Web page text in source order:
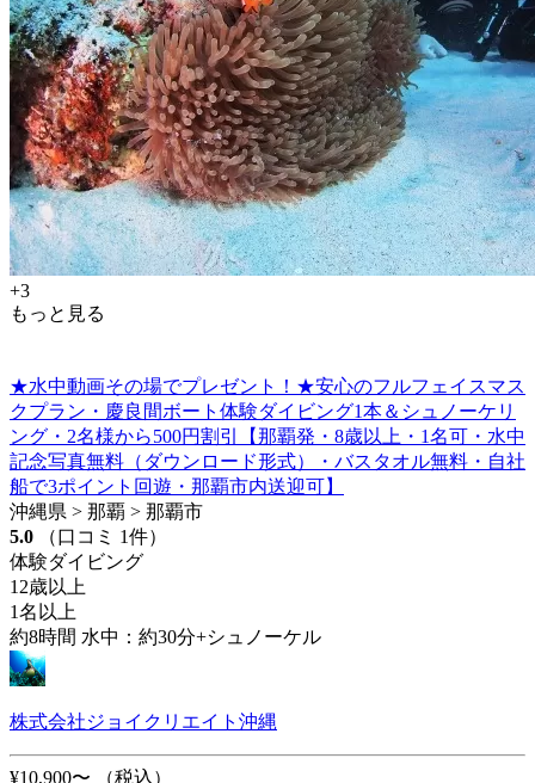
+3
もっと見る
★水中動画その場でプレゼント！★安心のフルフェイスマス
クプラン・慶良間ボート体験ダイビング1本＆シュノーケリ
ング・2名様から500円割引【那覇発・8歳以上・1名可・水中
記念写真無料（ダウンロード形式）・バスタオル無料・自社
船で3ポイント回遊・那覇市内送迎可】
沖縄県 > 那覇 > 那覇市
5.0
（口コミ 1件）
体験ダイビング
12歳以上
1名以上
約8時間 水中：約30分+シュノーケル
株式会社ジョイクリエイト沖縄
¥10,900〜 （税込）